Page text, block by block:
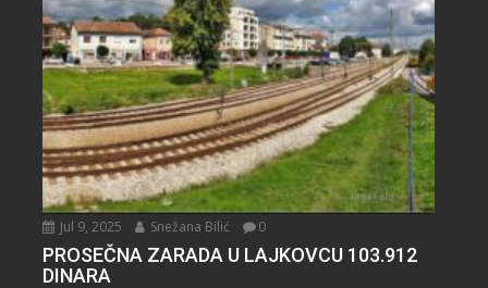
Jul 9, 2025 Snežana Bilić 0
PROSEČNA ZARADA U LAJKOVCU 103.912
DINARA